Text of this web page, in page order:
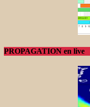
PROPAGATION en live